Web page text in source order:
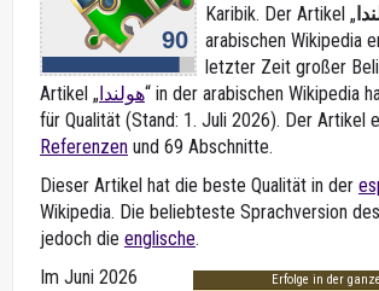
90
Karibik. Der Artikel „
arabischen Wikipedia
letzter Zeit großer
Artikel „هولندا“ in der arabischen Wikipedia
für Qualität (Stand: 1. Juli 2026). Der Artikel
Referenzen und 69 Abschnitte.
Dieser Artikel hat die beste Qualität in der
Wikipedia. Die beliebteste Sprachversion
jedoch die englische.
Erfolge in der
Im Juni 2026